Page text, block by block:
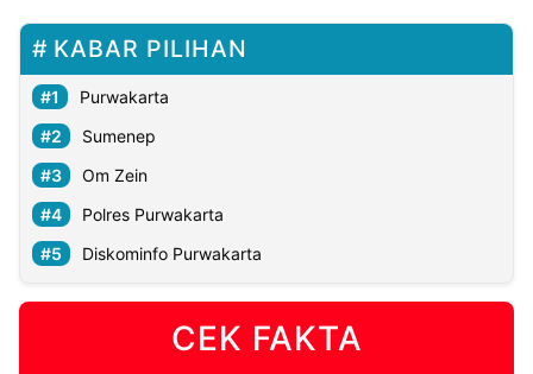
KABAR PILIHAN
Purwakarta
Sumenep
Om Zein
Polres Purwakarta
Diskominfo Purwakarta
CEK FAKTA